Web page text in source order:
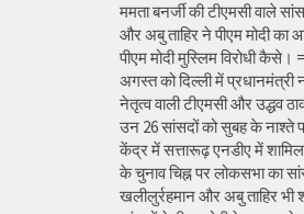
ममता बनर्जी की टीएमसी वाले
और अबु ताहिर ने पीएम मोदी का
पीएम मोदी मुस्लिम विरोधी
अगस्त को दिल्ली में प्रधानमंत्री
नेतृत्व वाली टीएमसी और उद्धव
उन 26 सांसदों को सुबह के नाश्ते
केंद्र में सत्तारूढ़ एनडीए में
के चुनाव चिह्न पर लोकसभा का
खलीलुर्रहमान और अबु ताहिर भी